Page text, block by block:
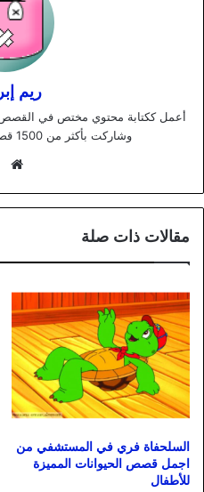
ريم
وشاركت بأكثر من 1500 قصة علي مدار سنين عملي.
مقالات ذات صلة
السلحفاة فري في المستشفي من
اجمل قصص الحيوانات المميزة
للأطفال